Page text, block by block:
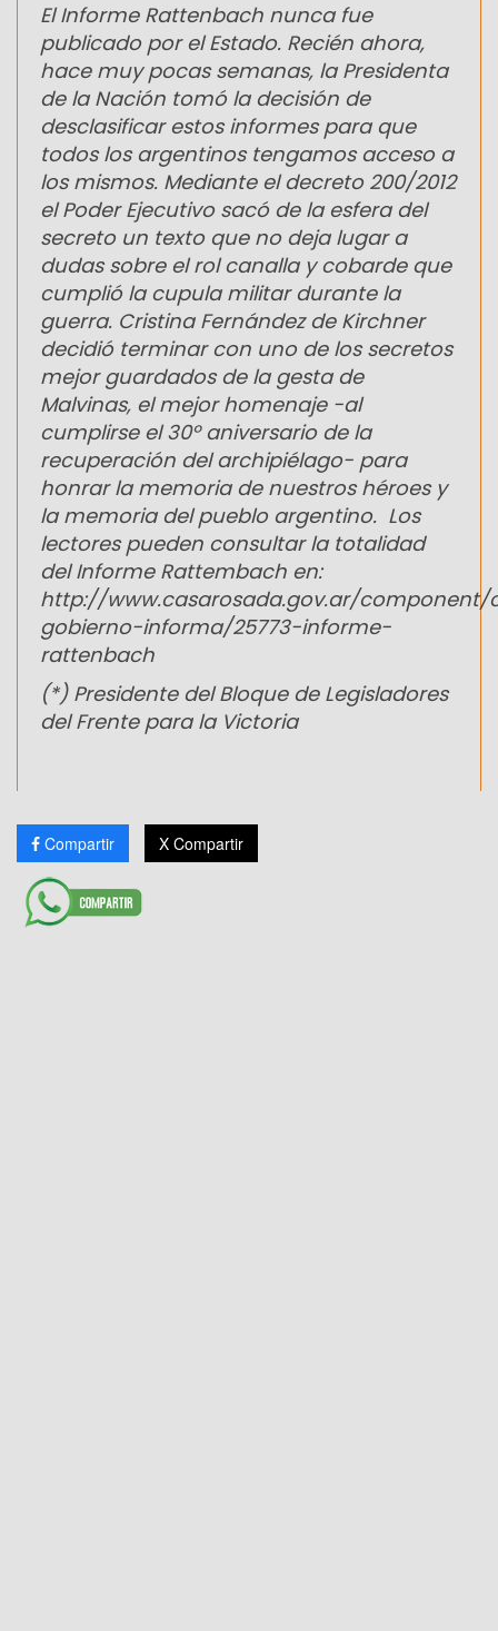
El Informe Rattenbach nunca fue
publicado por el Estado. Recién ahora,
hace muy pocas semanas, la Presidenta
de la Nación tomó la decisión de
desclasificar estos informes para que
todos los argentinos tengamos acceso a
los mismos. Mediante el decreto 200/2012
el Poder Ejecutivo sacó de la esfera del
secreto un texto que no deja lugar a
dudas sobre el rol canalla y cobarde que
cumplió la cupula militar durante la
guerra. Cristina Fernández de Kirchner
decidió terminar con uno de los secretos
mejor guardados de la gesta de
Malvinas, el mejor homenaje -al
cumplirse el 30º aniversario de la
recuperación del archipiélago- para
honrar la memoria de nuestros héroes y
la memoria del pueblo argentino. Los
lectores pueden consultar la totalidad
del Informe Rattembach en:
http://www.casarosada.gov.ar/
gobierno-informa/25773-informe-
rattenbach
(*) Presidente del Bloque de Legisladores
del Frente para la Victoria
Compartir X Compartir